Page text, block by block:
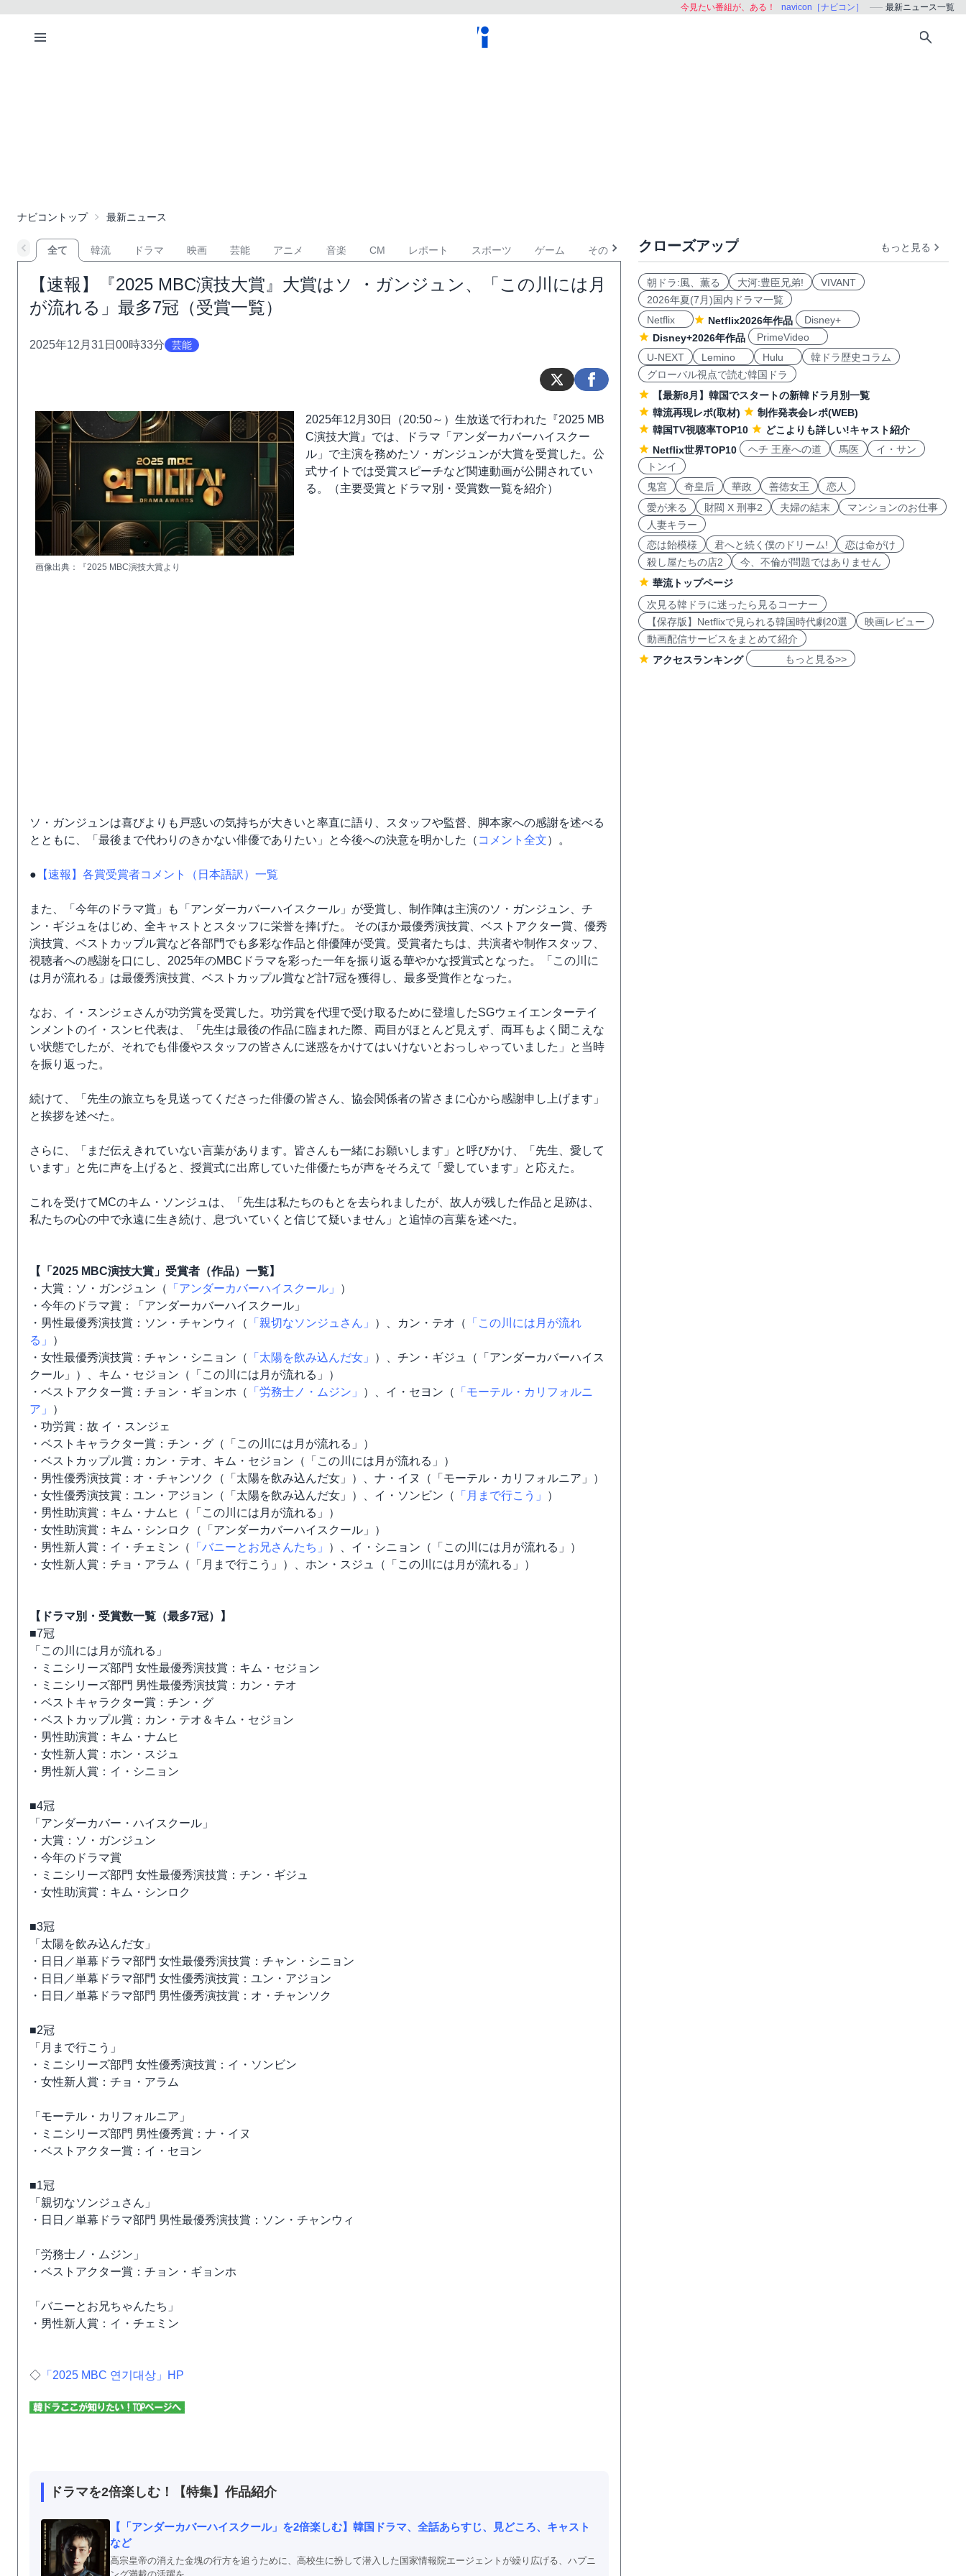
今見たい番組が、ある！ navicon［ナビコン］ 最新ニュース一覧
ナビコントップ 最新ニュース
全て 韓流 ドラマ 映画 芸能 アニメ 音楽 CM レポート スポーツ ゲーム その他
【速報】『2025 MBC演技大賞』大賞はソ ・ガンジュン、「この川には月
が流れる」最多7冠（受賞一覧）
2025年12月31日00時33分 芸能
画像出典：『2025 MBC演技大賞より
2025年12月30日（20:50～）生放送で行われた『2025 MB
C演技大賞』では、ドラマ「アンダーカバーハイスクー
ル」で主演を務めたソ・ガンジュンが大賞を受賞した。公
式サイトでは受賞スピーチなど関連動画が公開されてい
る。（主要受賞とドラマ別・受賞数一覧を紹介）
ソ・ガンジュンは喜びよりも戸惑いの気持ちが大きいと率直に語り、スタッフや監督、脚本家への感謝を述べる
とともに、「最後まで代わりのきかない俳優でありたい」と今後への決意を明かした（ コメント全文）。
● 【速報】各賞受賞者コメント（日本語訳）一覧
また、「今年のドラマ賞」も「アンダーカバーハイスクール」が受賞し、制作陣は主演のソ・ガンジュン、チ
ン・ギジュをはじめ、全キャストとスタッフに栄誉を捧げた。 そのほか最優秀演技賞、ベストアクター賞、優秀
演技賞、ベストカップル賞など各部門でも多彩な作品と俳優陣が受賞。受賞者たちは、共演者や制作スタッフ、
視聴者への感謝を口にし、2025年のMBCドラマを彩った一年を振り返る華やかな授賞式となった。「この川に
は月が流れる」は最優秀演技賞、ベストカップル賞など計7冠を獲得し、最多受賞作となった。
なお、イ・スンジェさんが功労賞を受賞した。功労賞を代理で受け取るために登壇したSGウェイエンターテイ
ンメントのイ・スンヒ代表は、「先生は最後の作品に臨まれた際、両目がほとんど見えず、両耳もよく聞こえな
い状態でしたが、それでも俳優やスタッフの皆さんに迷惑をかけてはいけないとおっしゃっていました」と当時
を振り返った。
続けて、「先生の旅立ちを見送ってくださった俳優の皆さん、協会関係者の皆さまに心から感謝申し上げます」
と挨拶を述べた。
さらに、「まだ伝えきれていない言葉があります。皆さんも一緒にお願いします」と呼びかけ、「先生、愛して
います」と先に声を上げると、授賞式に出席していた俳優たちが声をそろえて「愛しています」と応えた。
これを受けてMCのキム・ソンジュは、「先生は私たちのもとを去られましたが、故人が残した作品と足跡は、
私たちの心の中で永遠に生き続け、息づいていくと信じて疑いません」と追悼の言葉を述べた。
【「2025 MBC演技大賞」受賞者（作品）一覧】
・大賞：ソ・ガンジュン（
「アンダーカバーハイスクール」
）
・今年のドラマ賞：「アンダーカバーハイスクール」
・男性最優秀演技賞：ソン・チャンウィ（
「親切なソンジュさん」 ）、カン・テオ（
「この川には月が流れ
る」
）
・女性最優秀演技賞：チャン・シニョン（
「太陽を飲み込んだ女」
）、チン・ギジュ（「アンダーカバーハイス
クール」）、キム・セジョン（「この川には月が流れる」）
・ベストアクター賞：チョン・ギョンホ（
「労務士ノ・ムジン」 ）、イ・セヨン（
「モーテル・カリフォルニ
ア」
）
・功労賞：故 イ・スンジェ
・ベストキャラクター賞：チン・グ（「この川には月が流れる」）
・ベストカップル賞：カン・テオ、キム・セジョン（「この川には月が流れる」）
・男性優秀演技賞：オ・チャンソク（「太陽を飲み込んだ女」）、ナ・イヌ（「モーテル・カリフォルニア」）
・女性優秀演技賞：ユン・アジョン（「太陽を飲み込んだ女」）、イ・ソンビン（
「月まで行こう」
）
・男性助演賞：キム・ナムヒ（「この川には月が流れる」）
・女性助演賞：キム・シンロク（「アンダーカバーハイスクール」）
・男性新人賞：イ・チェミン（
「バニーとお兄さんたち」
）、イ・シニョン（「この川には月が流れる」）
・女性新人賞：チョ・アラム（「月まで行こう」）、ホン・スジュ（「この川には月が流れる」）
【ドラマ別・受賞数一覧（最多7冠）】
■7冠
「この川には月が流れる」
・ミニシリーズ部門 女性最優秀演技賞：キム・セジョン
・ミニシリーズ部門 男性最優秀演技賞：カン・テオ
・ベストキャラクター賞：チン・グ
・ベストカップル賞：カン・テオ＆キム・セジョン
・男性助演賞：キム・ナムヒ
・女性新人賞：ホン・スジュ
・男性新人賞：イ・シニョン
■4冠
「アンダーカバー・ハイスクール」
・大賞：ソ・ガンジュン
・今年のドラマ賞
・ミニシリーズ部門 女性最優秀演技賞：チン・ギジュ
・女性助演賞：キム・シンロク
■3冠
「太陽を飲み込んだ女」
・日日／単幕ドラマ部門 女性最優秀演技賞：チャン・シニョン
・日日／単幕ドラマ部門 女性優秀演技賞：ユン・アジョン
・日日／単幕ドラマ部門 男性優秀演技賞：オ・チャンソク
■2冠
「月まで行こう」
・ミニシリーズ部門 女性優秀演技賞：イ・ソンビン
・女性新人賞：チョ・アラム
「モーテル・カリフォルニア」
・ミニシリーズ部門 男性優秀賞：ナ・イヌ
・ベストアクター賞：イ・セヨン
■1冠
「親切なソンジュさん」
・日日／単幕ドラマ部門 男性最優秀演技賞：ソン・チャンウィ
「労務士ノ・ムジン」
・ベストアクター賞：チョン・ギョンホ
「バニーとお兄ちゃんたち」
・男性新人賞：イ・チェミン
◇ 「2025 MBC 연기대상」HP
ドラマを2倍楽しむ！【特集】作品紹介
【「アンダーカバーハイスクール」を2倍楽しむ】韓国ドラマ、全話あらすじ、見どころ、キャスト
など
高宗皇帝の消えた金塊の行方を追うために、高校生に扮して潜入した国家情報院エージェントが繰り広げる、ハプニ
クローズアップ もっと見る
朝ドラ:風、薫る 大河:豊臣兄弟!
VIVANT
2026年夏(7月)国内ドラマ一覧
Netflix
Netflix2026年作品
Disney+
Disney+2026年作品
PrimeVideo
U-NEXT
Lemino Hulu
韓ドラ歴史コラム
グローバル視点で読む韓国ドラ
【最新8月】韓国でスタートの新韓ドラ月別一覧
韓流再現レポ(取材)
制作発表会レポ(WEB)
韓国TV視聴率TOP10
どこよりも詳しい!キャスト紹介
Netflix世界TOP10
ヘチ 王座への道 馬医
イ・サン
トンイ
鬼宮
奇皇后 華政 善徳女王
恋人
愛が来る
財閥 X 刑事2 夫婦の結末
マンションのお仕事
人妻キラー
恋は飴模様
君へと続く僕のドリーム!
恋は命がけ
殺し屋たちの店2
今、不倫が問題ではありません
華流トップページ
次見る韓ドラに迷ったら見るコーナー
【保存版】Netflixで見られる韓国時代劇20選
映画レビュー
動画配信サービスをまとめて紹介
アクセスランキング
もっと見る>>